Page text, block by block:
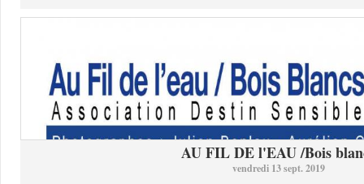
AU FIL DE l'EAU /Bois
vendredi 13 sept. 2019